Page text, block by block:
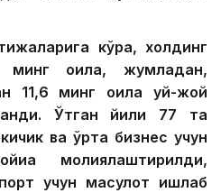
кўра, холдинг
минг оила, жумладан,
11,6 минг оила уй-жой
Ўтган йили 77 та
ва ўрта бизнес учун
молиялаштирилди,
учун маҳсулот ишлаб